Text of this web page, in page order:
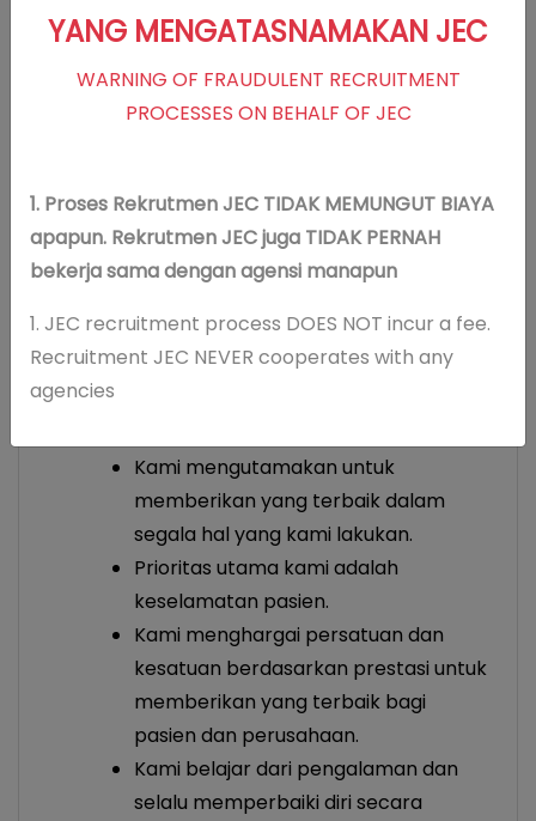
Memberikan pelayanan klinis
berstandar internasional
Memberikan pelayanan yang
terpercaya
Mengembangkan kompetensi dokter
dan staf, melalui riset dan pendidikan
Values JEC : ExTRA
Kami mengutamakan untuk
memberikan yang terbaik dalam
segala hal yang kami lakukan.
Prioritas utama kami adalah
keselamatan pasien.
Kami menghargai persatuan dan
kesatuan berdasarkan prestasi untuk
memberikan yang terbaik bagi
pasien dan perusahaan.
Kami belajar dari pengalaman dan
selalu memperbaiki diri secara
YANG MENGATASNAMAKAN JEC
WARNING OF FRAUDULENT RECRUITMENT
PROCESSES ON BEHALF OF JEC
1. Proses Rekrutmen JEC TIDAK MEMUNGUT BIAYA
apapun. Rekrutmen JEC juga TIDAK PERNAH
bekerja sama dengan agensi manapun
1. JEC recruitment process DOES NOT incur a fee.
Recruitment JEC NEVER cooperates with any
agencies